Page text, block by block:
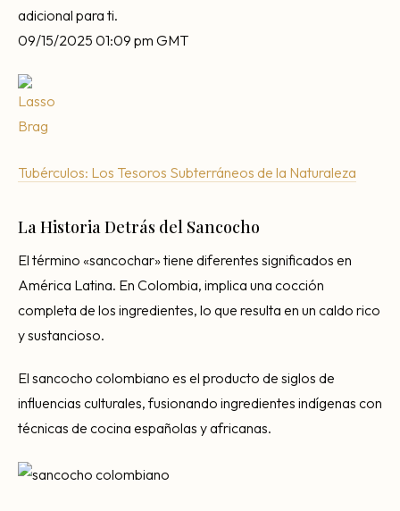
adicional para ti.
09/15/2025 01:09 pm GMT
Tubérculos: Los Tesoros Subterráneos de la Naturaleza
La Historia Detrás del Sancocho
El término «sancochar» tiene diferentes significados en
América Latina. En Colombia, implica una cocción
completa de los ingredientes, lo que resulta en un caldo rico
y sustancioso.
El sancocho colombiano es el producto de siglos de
influencias culturales, fusionando ingredientes indígenas con
técnicas de cocina españolas y africanas.